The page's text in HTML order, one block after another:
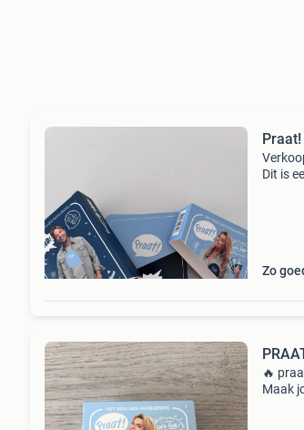
Dit is
Zo
🔥
Maak